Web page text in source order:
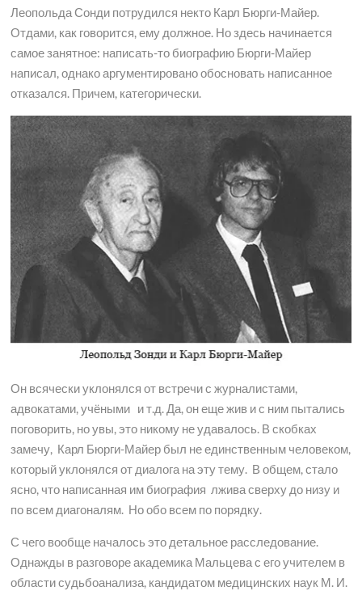
Леопольда Сонди потрудился некто Карл Бюрги-Майер.
Отдами, как говорится, ему должное. Но здесь начинается
самое занятное: написать-то биографию Бюрги-Майер
написал, однако аргументировано обосновать написанное
отказался. Причем, категорически.
Он всячески уклонялся от встречи с журналистами,
адвокатами, учёными и т.д. Да, он еще жив и с ним пытались
поговорить, но увы, это никому не удавалось. В скобках
замечу, Карл Бюрги-Майер был не единственным человеком,
который уклонялся от диалога на эту тему. В общем, стало
ясно, что написанная им биография лжива сверху до низу и
по всем диагоналям. Но обо всем по порядку.
С чего вообще началось это детальное расследование.
Однажды в разговоре академика Мальцева с его учителем в
области судьбоанализа, кандидатом медицинских наук М. И.